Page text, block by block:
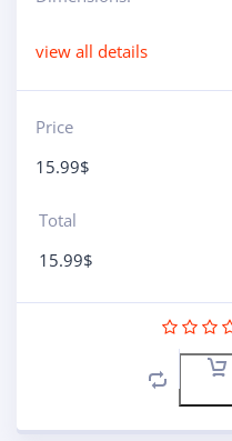
view all details
Price
15.99$
Total
15.99$